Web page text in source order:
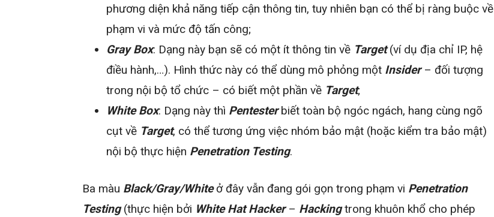
phương diện khả năng tiếp cận thông tin, tuy nhiên bạn có thể bị ràng buộc về
phạm vi và mức độ tấn công;
Gray Box: Dạng này bạn sẽ có một ít thông tin về Target(ví dụ địa chỉ IP, hệ
điều hành,…). Hình thức này có thể dùng mô phỏng một Insider– đối tượng
trong nội bộ tổ chức – có biết một phần về Target;
White Box: Dạng này thì Pentesterbiết toàn bộ ngóc ngách, hang cùng ngõ
cụt về Target, có thể tương ứng việc nhóm bảo mật (hoặc kiểm tra bảo mật)
nội bộ thực hiện Penetration Testing.
Ba màu Black/Gray/Whiteở đây vẫn đang gói gọn trong phạm vi Penetration
Testing(thực hiện bởi White Hat Hacker– Hackingtrong khuôn khổ cho phép